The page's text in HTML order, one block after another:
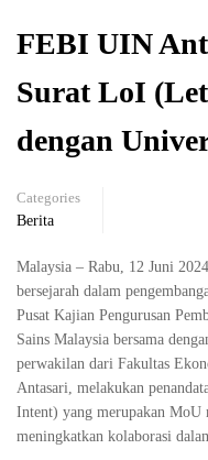
FEBI UIN
Surat LoI
dengan
Categories
Berita
Malaysia – Rabu, 12 Juni
bersejarah dalam
Pusat Kajian Pengurusan
Sains Malaysia bersama
perwakilan dari Fakultas
Antasari, melakukan
Intent) yang merupakan MoU
meningkatkan kolaborasi